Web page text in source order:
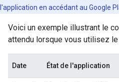
l'application en accédant au Google
Voici un exemple illustrant le
attendu lorsque vous utilisez
Date État de l'application